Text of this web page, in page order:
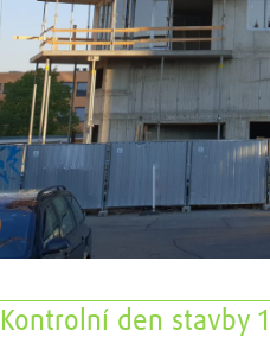
Kontrolní den stavby